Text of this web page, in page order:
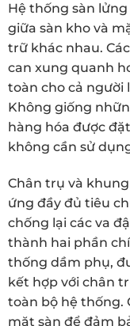
Hệ thống sàn
giữa sàn kho và
trữ khác nhau.
can xung quanh
toàn cho cả người
Không giống
hàng hóa được
không cần sử
Chân trụ và
ứng đầy đủ tiêu
chống lại các va
thành hai phần
thống dầm phụ,
kết hợp với chân
toàn bộ hệ thống.
mặt sàn để đảm